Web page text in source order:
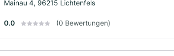
Mainau 4, 96215 Lichtenfels
0.0 (0 Bewertungen)